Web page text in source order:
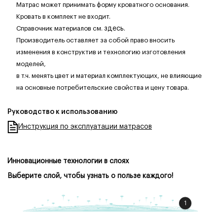
Матрас может принимать форму кроватного основания.
Кровать в комплект не входит.
Справочник материалов см. здесь.
Производитель оставляет за собой право вносить
изменения в конструктив и технологию изготовления
моделей,
в т.ч. менять цвет и материал комплектующих, не влияющие
на основные потребительские свойства и цену товара.
Руководство к использованию
Инструкция по эксплуатации матрасов
Инновационные технологии в слоях
Выберите слой, чтобы узнать о пользе каждого!
1